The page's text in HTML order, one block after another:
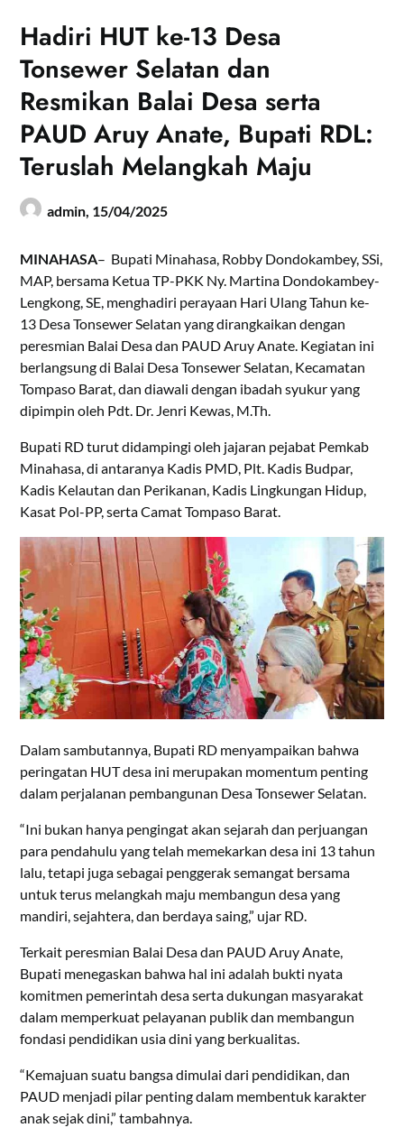
Hadiri HUT ke-13 Desa
Tonsewer Selatan dan
Resmikan Balai Desa serta
PAUD Aruy Anate, Bupati RDL:
Teruslah Melangkah Maju
admin, 15/04/2025
MINAHASA– Bupati Minahasa, Robby Dondokambey, SSi,
MAP, bersama Ketua TP-PKK Ny. Martina Dondokambey-
Lengkong, SE, menghadiri perayaan Hari Ulang Tahun ke-
13 Desa Tonsewer Selatan yang dirangkaikan dengan
peresmian Balai Desa dan PAUD Aruy Anate. Kegiatan ini
berlangsung di Balai Desa Tonsewer Selatan, Kecamatan
Tompaso Barat, dan diawali dengan ibadah syukur yang
dipimpin oleh Pdt. Dr. Jenri Kewas, M.Th.
Bupati RD turut didampingi oleh jajaran pejabat Pemkab
Minahasa, di antaranya Kadis PMD, Plt. Kadis Budpar,
Kadis Kelautan dan Perikanan, Kadis Lingkungan Hidup,
Kasat Pol-PP, serta Camat Tompaso Barat.
Dalam sambutannya, Bupati RD menyampaikan bahwa
peringatan HUT desa ini merupakan momentum penting
dalam perjalanan pembangunan Desa Tonsewer Selatan.
“Ini bukan hanya pengingat akan sejarah dan perjuangan
para pendahulu yang telah memekarkan desa ini 13 tahun
lalu, tetapi juga sebagai penggerak semangat bersama
untuk terus melangkah maju membangun desa yang
mandiri, sejahtera, dan berdaya saing,” ujar RD.
Terkait peresmian Balai Desa dan PAUD Aruy Anate,
Bupati menegaskan bahwa hal ini adalah bukti nyata
komitmen pemerintah desa serta dukungan masyarakat
dalam memperkuat pelayanan publik dan membangun
fondasi pendidikan usia dini yang berkualitas.
“Kemajuan suatu bangsa dimulai dari pendidikan, dan
PAUD menjadi pilar penting dalam membentuk karakter
anak sejak dini,” tambahnya.